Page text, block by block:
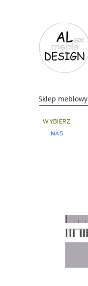
Sklep meblowy
WYBIERZ
NAS